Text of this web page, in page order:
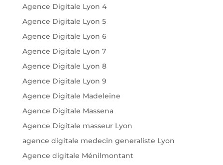
Agence Digitale Lyon 4
Agence Digitale Lyon 5
Agence Digitale Lyon 6
Agence Digitale Lyon 7
Agence Digitale Lyon 8
Agence Digitale Lyon 9
Agence Digitale Madeleine
Agence Digitale Massena
Agence Digitale masseur Lyon
agence digitale medecin generaliste Lyon
Agence digitale Ménilmontant